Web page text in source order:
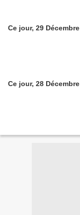
Ce jour, 29 Décembre
Ce jour, 28 Décembre